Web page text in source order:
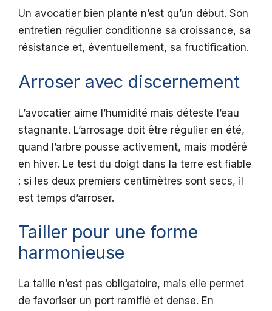
Un avocatier bien planté n’est qu’un début. Son
entretien régulier conditionne sa croissance, sa
résistance et, éventuellement, sa fructification.
Arroser avec discernement
L’avocatier aime l’humidité mais déteste l’eau
stagnante. L’arrosage doit être régulier en été,
quand l’arbre pousse activement, mais modéré
en hiver. Le test du doigt dans la terre est fiable
: si les deux premiers centimètres sont secs, il
est temps d’arroser.
Tailler pour une forme
harmonieuse
La taille n’est pas obligatoire, mais elle permet
de favoriser un port ramifié et dense. En